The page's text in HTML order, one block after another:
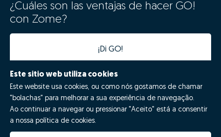
¿Cuáles son las ventajas de hacer GO!
con Zome?
¡Di GO!
Este sitio web utiliza cookies
Este website usa cookies, ou como nós gostamos de chamar
"bolachas" para melhorar a sua experiência de navegação.
Ao continuar a navegar ou pressionar "Aceito" está a consentir
a nossa política de cookies.